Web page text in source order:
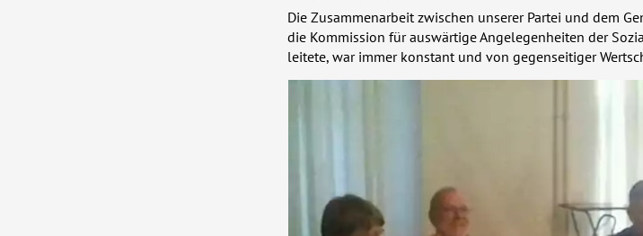
Die Zusammenarbeit zwischen unserer Partei und dem
die Kommission für auswärtige Angelegenheiten der
leitete, war immer konstant und von gegenseitiger